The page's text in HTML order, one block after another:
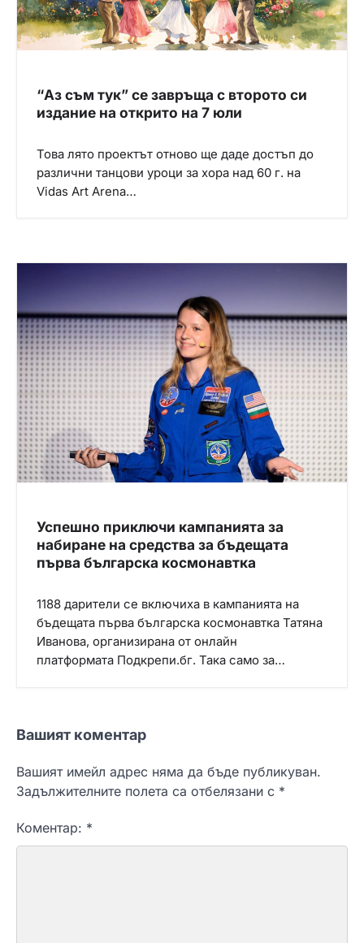
“Аз съм тук” се завръща с второто си
издание на открито на 7 юли
Това лято проектът отново ще даде достъп до
различни танцови уроци за хора над 60 г. на
Vidas Art Arena…
Успешно приключи кампанията за
набиране на средства за бъдещата
първа българска космонавтка
1188 дарители се включиха в кампанията на
бъдещата първа българска космонавтка Татяна
Иванова, организирана от онлайн
платформата Подкрепи.бг. Така само за…
Вашият коментар
Вашият имейл адрес няма да бъде публикуван.
Задължителните полета са отбелязани с *
Коментар: *